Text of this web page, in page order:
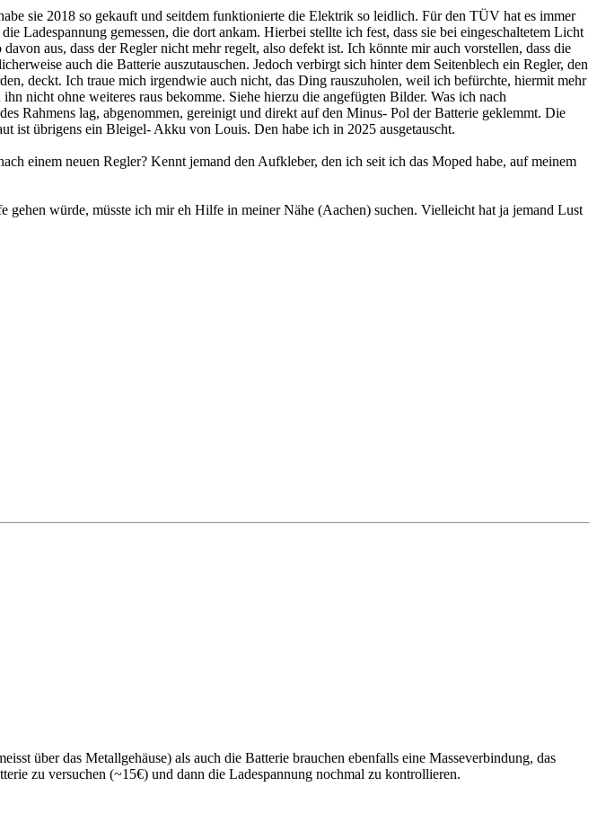
sie 2018 so gekauft und seitdem funktionierte die Elektrik so leidlich. Für den TÜV hat es immer
Ladespannung gemessen, die dort ankam. Hierbei stellte ich fest, dass sie bei eingeschaltetem Licht
aus, dass der Regler nicht mehr regelt, also defekt ist. Ich könnte mir auch vorstellen, dass die
auch die Batterie auszutauschen. Jedoch verbirgt sich hinter dem Seitenblech ein Regler, den
deckt. Ich traue mich irgendwie auch nicht, das Ding rauszuholen, weil ich befürchte, hiermit mehr
nicht ohne weiteres raus bekomme. Siehe hierzu die angefügten Bilder. Was ich nach
Rahmens lag, abgenommen, gereinigt und direkt auf den Minus- Pol der Batterie geklemmt. Die
ist übrigens ein Bleigel- Akku von Louis. Den habe ich in 2025 ausgetauscht.
einem neuen Regler? Kennt jemand den Aufkleber, den ich seit ich das Moped habe, auf meinem
würde, müsste ich mir eh Hilfe in meiner Nähe (Aachen) suchen. Vielleicht hat ja jemand Lust
über das Metallgehäuse) als auch die Batterie brauchen ebenfalls eine Masseverbindung, das
zu versuchen (~15€) und dann die Ladespannung nochmal zu kontrollieren.